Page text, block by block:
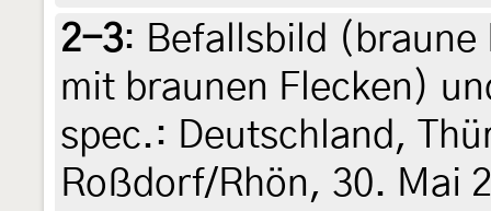
2-3: Befallsbild
mit braunen Flecken)
spec.: Deutschland,
Roßdorf/Rhön, 30. Mai